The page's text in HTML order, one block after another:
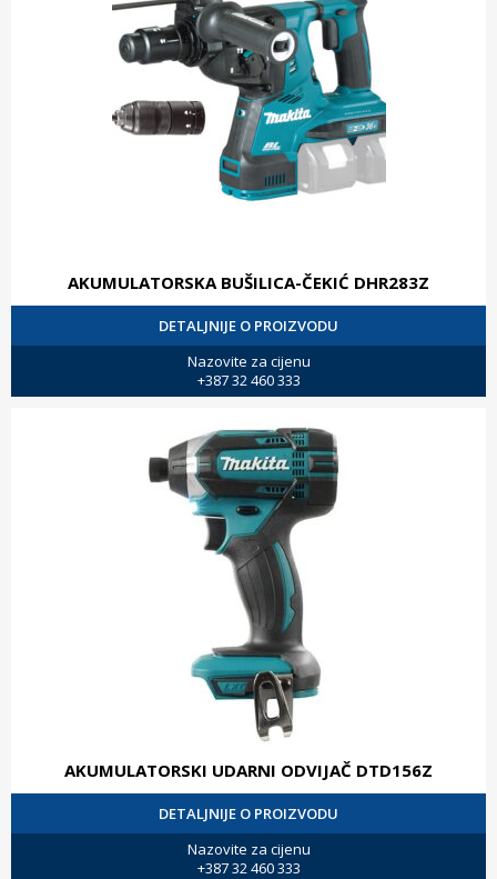
AKUMULATORSKA BUŠILICA-ČEKIĆ DHR283Z
DETALJNIJE O PROIZVODU
Nazovite za cijenu
+387 32 460 333
AKUMULATORSKI UDARNI ODVIJAČ DTD156Z
DETALJNIJE O PROIZVODU
Nazovite za cijenu
+387 32 460 333